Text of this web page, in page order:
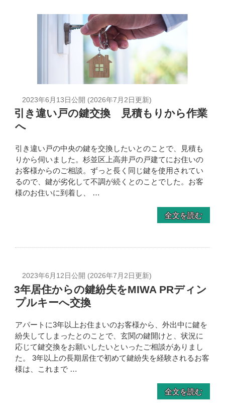
2023年6月13日公開 (2026年7月2日更新)
引き違い戸の鍵交換 見積もりから作業
へ
引き違い戸の中央の鍵を交換したいとのことで、見積も
りから伺いました。杉並区上高井戸の戸建てにお住いの
お客様からのご相談。ずっと長く同じ鍵を使用されてい
るので、鍵が劣化して不調が続くとのことでした。お客
様のお住いに到着し、 …
全文を読む
2023年6月12日公開 (2026年7月2日更新)
3年居住からの鍵紛失をMIWA PRディン
プルキーへ交換
アパートに3年以上お住まいのお客様から、外出中に鍵を
紛失してしまったとのことで、玄関の鍵開けと、状況に
応じて鍵交換をお願いしたいといったご相談がありまし
た。 3年以上の長期居住で初めて鍵紛失を経験されるお客
様は、これまで …
全文を読む